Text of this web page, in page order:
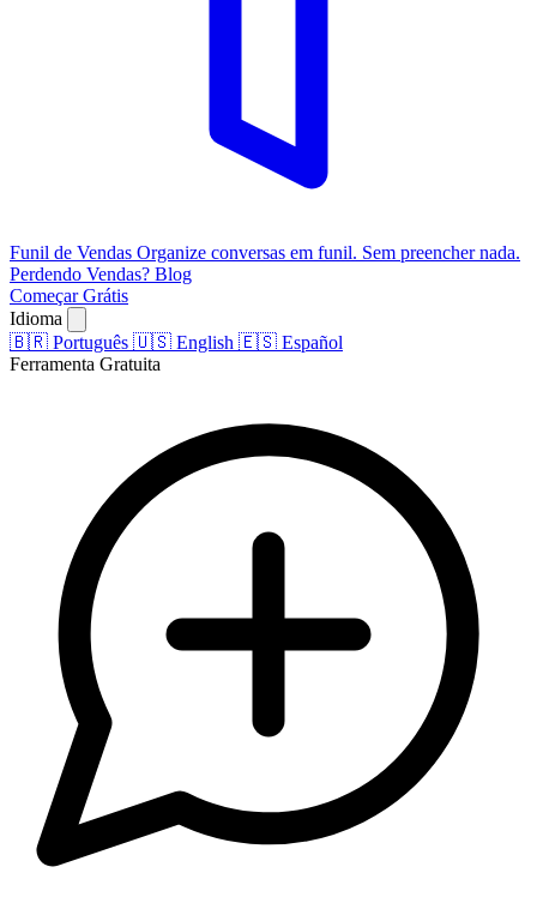
Funil de Vendas Organize conversas em funil. Sem preencher nada.
Perdendo Vendas? Blog
Começar Grátis
Idioma
🇧🇷 Português 🇺🇸 English 🇪🇸 Español
Ferramenta Gratuita